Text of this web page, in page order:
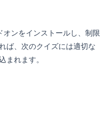
ンをインストールし、制限
ば、次のクイズには適切な
まれます。